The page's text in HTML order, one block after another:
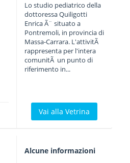
Lo studio pediatrico della
dottoressa Quiligotti
Enrica Ã¨ situato a
Pontremoli, in provincia di
Massa-Carrara. L'attivitÃ
rappresenta per l'intera
comunitÃ un punto di
riferimento in...
Vai alla Vetrina
Alcune informazioni